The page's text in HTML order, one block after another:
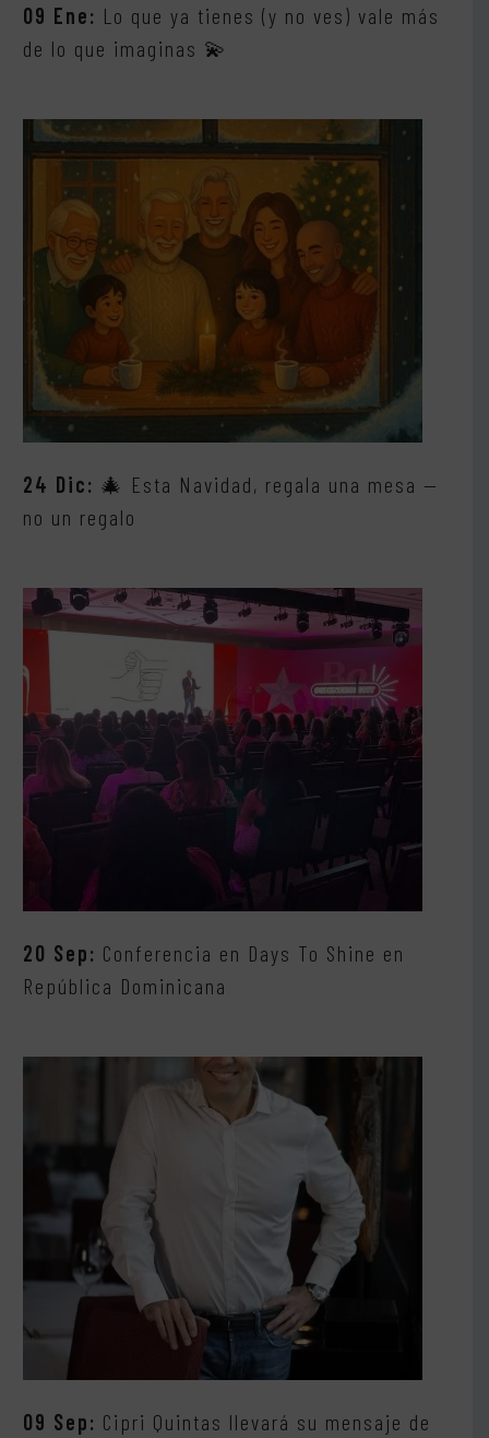
09 Ene: Lo que ya tienes (y no ves) vale más
de lo que imaginas 💫
24 Dic: 🎄 Esta Navidad, regala una mesa —
no un regalo
20 Sep: Conferencia en Days To Shine en
República Dominicana
09 Sep: Cipri Quintas llevará su mensaje de